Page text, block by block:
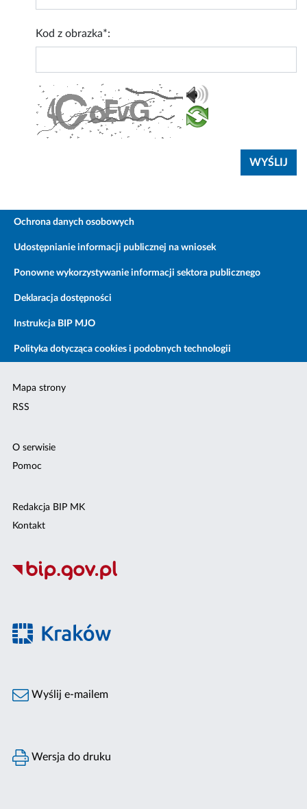
Kod z obrazka*:
Ochrona danych osobowych
Udostępnianie informacji publicznej na wniosek
Ponowne wykorzystywanie informacji sektora publicznego
Deklaracja dostępności
Instrukcja BIP MJO
Polityka dotycząca cookies i podobnych technologii
Mapa strony
RSS
O serwisie
Pomoc
Redakcja BIP MK
Kontakt
Wyślij e-mailem
Wersja do druku